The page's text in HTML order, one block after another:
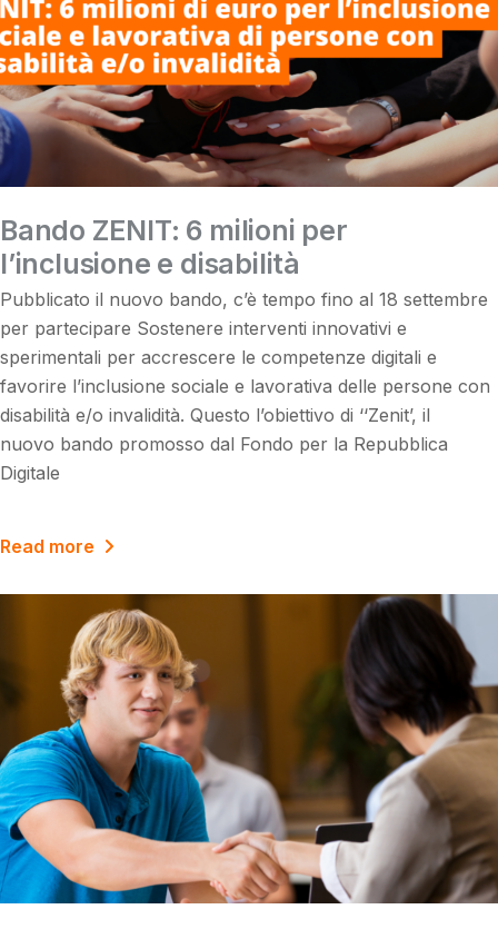
Bando ZENIT: 6 milioni per
l’inclusione e disabilità
Pubblicato il nuovo bando, c’è tempo fino al 18 settembre
per partecipare Sostenere interventi innovativi e
sperimentali per accrescere le competenze digitali e
favorire l’inclusione sociale e lavorativa delle persone con
disabilità e/o invalidità. Questo l’obiettivo di ‘‘Zenit’, il
nuovo bando promosso dal Fondo per la Repubblica
Digitale
Read more